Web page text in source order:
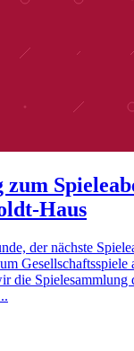
Haus
der nächste
Gesellschaftsspiele
die Spielesammlung